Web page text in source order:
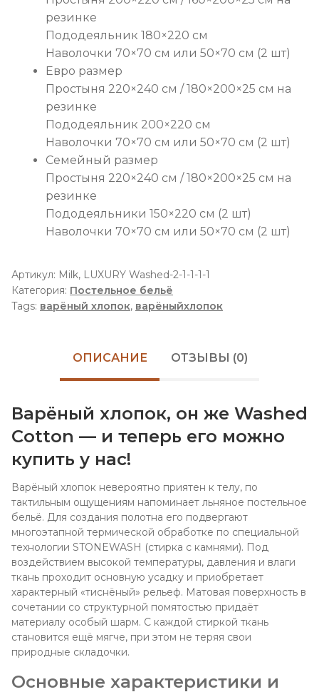
резинке
Пододеяльник 180×220 см
Наволочки 70×70 см или 50×70 см (2 шт)
Евро размер
Простыня 220×240 см / 180×200×25 см на
резинке
Пододеяльник 200×220 см
Наволочки 70×70 см или 50×70 см (2 шт)
Семейный размер
Простыня 220×240 см / 180×200×25 см на
резинке
Пододеяльники 150×220 см (2 шт)
Наволочки 70×70 см или 50×70 см (2 шт)
Артикул: Milk, LUXURY Washed-2-1-1-1-1
Категория: Постельное бельё
Tags: варёный хлопок, варёныйхлопок
ОПИСАНИЕ ОТЗЫВЫ (0)
Варёный хлопок, он же Washed
Cotton — и теперь его можно
купить у нас!
Варёный хлопок невероятно приятен к телу, по
тактильным ощущениям напоминает льняное постельное
бельё. Для создания полотна его подвергают
многоэтапной термической обработке по специальной
технологии STONEWASH (стирка с камнями). Под
воздействием высокой температуры, давления и влаги
ткань проходит основную усадку и приобретает
характерный «тиснёный» рельеф. Матовая поверхность в
сочетании со структурной помятостью придаёт
материалу особый шарм. С каждой стиркой ткань
становится ещё мягче, при этом не теряя свои
природные складочки.
Основные характеристики и